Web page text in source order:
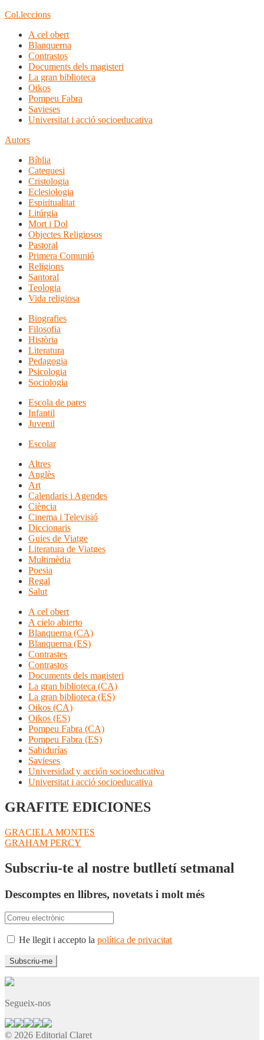
Col.leccions
A cel obert
Blanquerna
Contrastos
Documents dels magisteri
La gran biblioteca
Oikos
Pompeu Fabra
Savieses
Universitat i acció socioeducativa
Autors
Bíblia
Catequesi
Cristologia
Eclesiologia
Espiritualitat
Litúrgia
Mort i Dol
Objectes Religiosos
Pastoral
Primera Comunió
Religions
Santoral
Teologia
Vida religiosa
Biografies
Filosofia
Història
Literatura
Pedagogia
Psicologia
Sociologia
Escola de pares
Infantil
Juvenil
Escolar
Altres
Anglès
Art
Calendaris i Agendes
Ciència
Cinema i Televisió
Diccionaris
Guies de Viatge
Literatura de Viatges
Multimèdia
Poesia
Regal
Salut
A cel obert
A cielo abierto
Blanquerna (CA)
Blanquerna (ES)
Contrastes
Contrastos
Documents dels magisteri
La gran biblioteca (CA)
La gran biblioteca (ES)
Oikos (CA)
Oikos (ES)
Pompeu Fabra (CA)
Pompeu Fabra (ES)
Sabidurías
Savieses
Universidad y acción socioeducativa
Universitat i acció socioeducativa
GRAFITE EDICIONES
Navegació
d'entrades
Entrada
anterior:
GRACIELA MONTES
Pròxima
GRAHAM PERCY
Subscriu-te al nostre butlletí setmanal
Descomptes en llibres, novetats i molt més
He llegit i accepto la política de privacitat
Segueix-nos
© 2026 Editorial Claret